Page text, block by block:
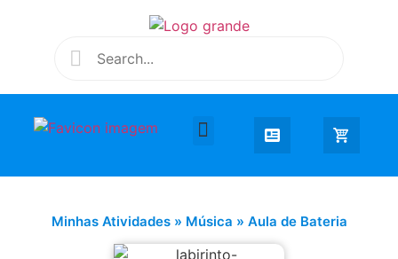
Minhas Atividades» Música » Aula de Bateria